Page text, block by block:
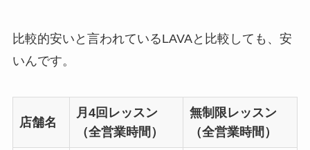
比較的安いと言われているLAVAと比較しても、安
いんです。
店舗名
月4回レッスン
（全営業時間）
無制限レッスン
（全営業時間）